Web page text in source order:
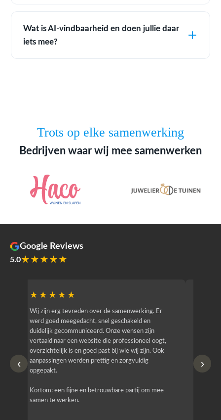
Wat is AI-vindbaarheid en doen jullie daar
iets mee?
Trots op elke samenwerking
Bedrijven waar wij mee samenwerken
Google Reviews
5.0★★★★★
‹
★★★★★
Wij zijn erg tevreden over de samenwerking. Er
werd goed meegedacht, snel geschakeld en
duidelijk gecommuniceerd. Onze wensen zijn
vertaald naar een website die professioneel oogt,
overzichtelijk is en goed past bij wie wij zijn. Ook
aanpassingen werden prettig en zorgvuldig
opgepakt.
Kortom: een fijne en betrouwbare partij om mee
samen te werken.
›